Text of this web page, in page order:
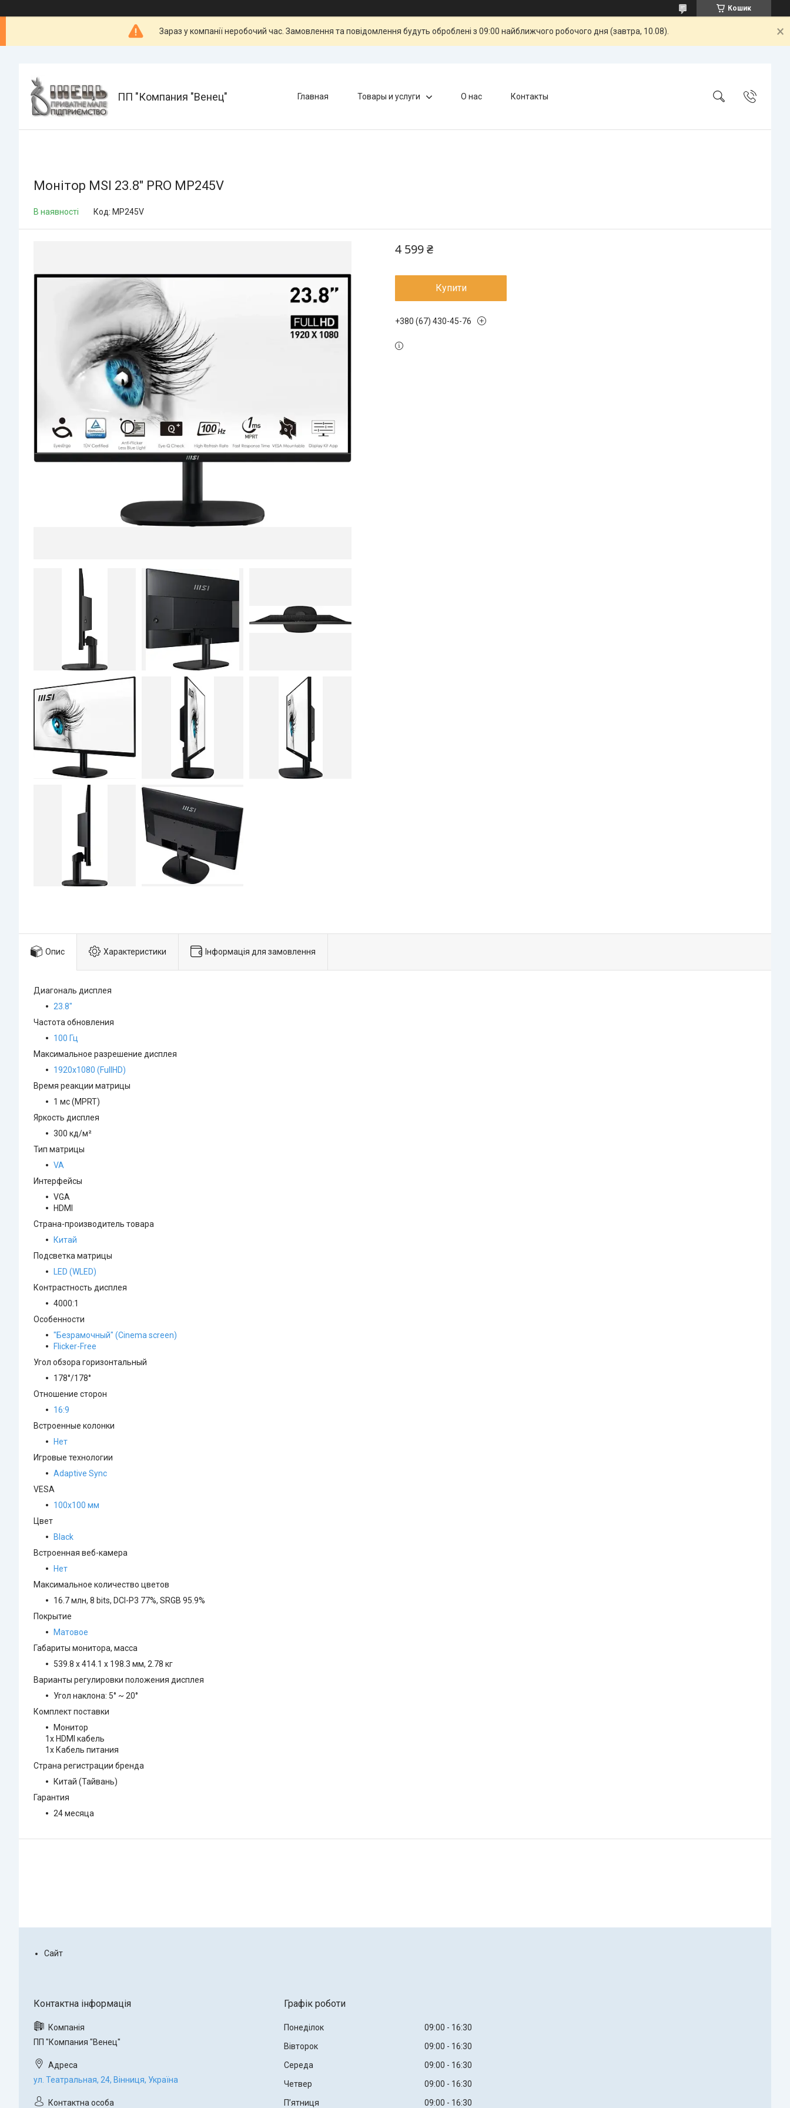
Кошик
Зараз у компанії неробочий час. Замовлення та повідомлення будуть оброблені з 09:00 найближчого робочого дня (завтра, 10.08).
ПП "Компания "Венец" Главная Товары и услуги О нас Контакты
Монітор MSI 23.8" PRO MP245V
В наявності Код: MP245V
4 599 ₴
Купити
+380 (67) 430-45-76
Опис Характеристики Інформація для замовлення
Диагональ дисплея
23.8"
Частота обновления
100 Гц
Максимальное разрешение дисплея
1920x1080 (FullHD)
Время реакции матрицы
1 мс (MPRT)
Яркость дисплея
300 кд/м²
Тип матрицы
VA
Интерфейсы
VGA
HDMI
Страна-производитель товара
Китай
Подсветка матрицы
LED (WLED)
Контрастность дисплея
4000:1
Особенности
"Безрамочный" (Сinema screen)
Flicker-Free
Угол обзора горизонтальный
178°/178°
Отношение сторон
16:9
Встроенные колонки
Нет
Игровые технологии
Adaptive Sync
VESA
100х100 мм
Цвет
Black
Встроенная веб-камера
Нет
Максимальное количество цветов
16.7 млн, 8 bits, DCI-P3 77%, SRGB 95.9%
Покрытие
Матовое
Габариты монитора, масса
539.8 x 414.1 x 198.3 мм, 2.78 кг
Варианты регулировки положения дисплея
Угол наклона: 5° ~ 20°
Комплект поставки
Монитор
1х HDMI кабель
1x Кабель питания
Страна регистрации бренда
Китай (Тайвань)
Гарантия
24 месяца
Сайт
ПП "Компания "Венец"
ул. Театральная, 24, Вінниця, Україна
Графік роботи
Понеділок 09:00
16:30
Вівторок
09:00
16:30
Середа
09:00
16:30
Четвер
09:00
16:30
Пʼятниця
09:00 16:30